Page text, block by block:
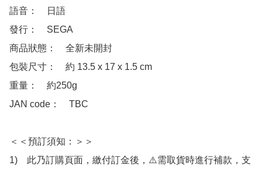
語音：　日語
發行：　SEGA
商品狀態：　全新未開封
包裝尺寸：　約 13.5 x 17 x 1.5 cm
重量：　約250g
JAN code：　TBC
＜＜預訂須知：＞＞
1)　此乃訂購頁面，繳付訂金後，⚠️需取貨時進行補款，支